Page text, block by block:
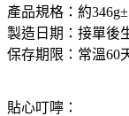
產品規格：約
製造日期：接單後
保存期限：常溫60
貼心叮嚀：